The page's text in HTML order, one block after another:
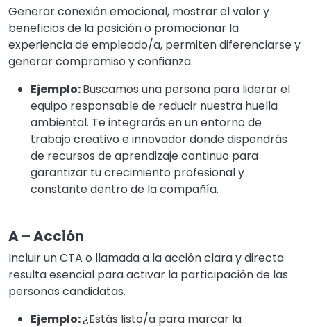
Generar conexión emocional, mostrar el valor y
beneficios de la posición o promocionar la
experiencia de empleado/a, permiten diferenciarse y
generar compromiso y confianza.
Ejemplo:Buscamos una persona para liderar el
equipo responsable de reducir nuestra huella
ambiental. Te integrarás en un entorno de
trabajo creativo e innovador donde dispondrás
de recursos de aprendizaje continuo para
garantizar tu crecimiento profesional y
constante dentro de la compañía.
A – Acción
Incluir un CTA o llamada a la acción clara y directa
resulta esencial para activar la participación de las
personas candidatas.
Ejemplo:¿Estás listo/a para marcar la